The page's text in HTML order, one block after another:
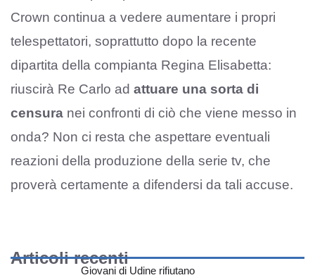
Crown continua a vedere aumentare i propri
telespettatori, soprattutto dopo la recente
dipartita della compianta Regina Elisabetta:
riuscirà Re Carlo ad attuare una sorta di
censura nei confronti di ciò che viene messo in
onda? Non ci resta che aspettare eventuali
reazioni della produzione della serie tv, che
proverà certamente a difendersi da tali accuse.
Articoli recenti
Giovani di Udine rifiutano